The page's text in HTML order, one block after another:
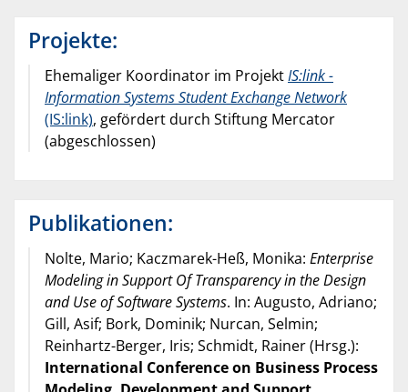
Projekte:
Ehemaliger Koordinator im ProjektIS:link -
Information Systems Student Exchange Network
(IS:link), gefördert durch Stiftung Mercator
(abgeschlossen)
Publikationen:
Nolte, Mario; Kaczmarek-Heß, Monika: Enterprise
Modeling in Support Of Transparency in the Design
and Use of Software Systems. In: Augusto, Adriano;
Gill, Asif; Bork, Dominik; Nurcan, Selmin;
Reinhartz-Berger, Iris; Schmidt, Rainer (Hrsg.):
International Conference on Business Process